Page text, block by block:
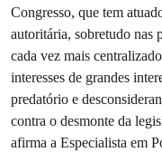
Congresso, que tem
autoritária, sobretudo nas
cada vez mais
interesses de grandes
predatório e
contra o desmonte da
afirma a Especialista em